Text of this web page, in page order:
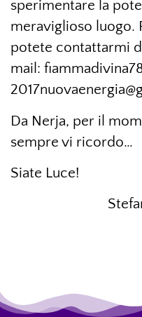
sperimentare la
meraviglioso luogo.
potete contattarmi
mail:
Da Nerja, per il
sempre vi ricordo…
Siate Luce!